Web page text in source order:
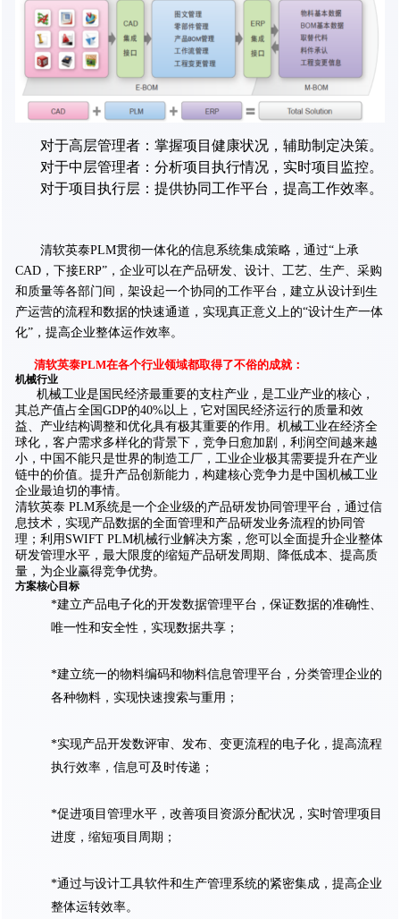
对于高层管理者：掌握项目健康状况，辅助制定决策。
对于中层管理者：分析项目执行情况，实时项目监控。
对于项目执行层：提供协同工作平台，提高工作效率。
清软英泰PLM贯彻一体化的信息系统集成策略，通过“上承
CAD，下接ERP”，企业可以在产品研发、设计、工艺、生产、采购
和质量等各部门间，架设起一个协同的工作平台，建立从设计到生
产运营的流程和数据的快速通道，实现真正意义上的“设计生产一体
化”，提高企业整体运作效率。
清软英泰PLM在各个行业领域都取得了不俗的成就：
机械行业
机械工业是国民经济最重要的支柱产业，是工业产业的核心，
其总产值占全国GDP的40%以上，它对国民经济运行的质量和效
益、产业结构调整和优化具有极其重要的作用。机械工业在经济全
球化，客户需求多样化的背景下，竞争日愈加剧，利润空间越来越
小，中国不能只是世界的制造工厂，工业企业极其需要提升在产业
链中的价值。提升产品创新能力，构建核心竞争力是中国机械工业
企业最迫切的事情。
清软英泰 PLM系统是一个企业级的产品研发协同管理平台，通过信
息技术，实现产品数据的全面管理和产品研发业务流程的协同管
理；利用SWIFT PLM机械行业解决方案，您可以全面提升企业整体
研发管理水平，最大限度的缩短产品研发周期、降低成本、提高质
量，为企业赢得竞争优势。
方案核心目标
*建立产品电子化的开发数据管理平台，保证数据的准确性、
唯一性和安全性，实现数据共享；
*建立统一的物料编码和物料信息管理平台，分类管理企业的
各种物料，实现快速搜索与重用；
*实现产品开发数评审、发布、变更流程的电子化，提高流程
执行效率，信息可及时传递；
*促进项目管理水平，改善项目资源分配状况，实时管理项目
进度，缩短项目周期；
*通过与设计工具软件和生产管理系统的紧密集成，提高企业
整体运转效率。